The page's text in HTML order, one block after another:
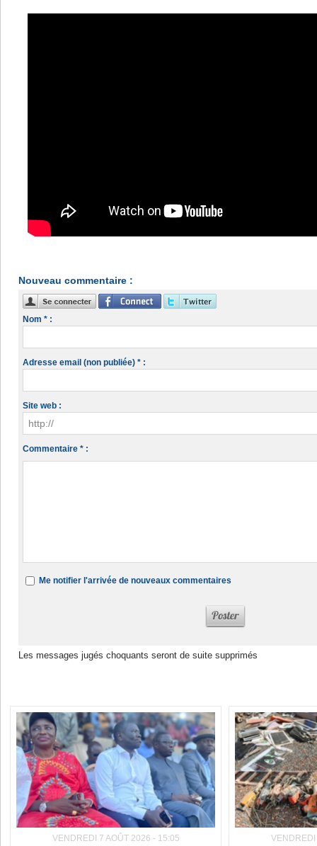
Nouveau commentaire :
Nom * :
Adresse email (non publiée) * :
Site web :
Commentaire * :
Me notifier l'arrivée de nouveaux commentaires
Les messages jugés choquants seront de suite supprimés
VENDREDI 7 AOÛT 2026 - 15:05